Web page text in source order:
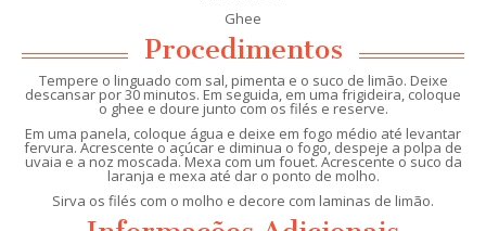
Ghee
Procedimentos
Tempere o linguado com sal, pimenta e o suco de limão. Deixe
descansar por 30 minutos. Em seguida, em uma frigideira, coloque
o ghee e doure junto com os filés e reserve.
Em uma panela, coloque água e deixe em fogo médio até levantar
fervura. Acrescente o açúcar e diminua o fogo, despeje a polpa de
uvaia e a noz moscada. Mexa com um fouet. Acrescente o suco da
laranja e mexa até dar o ponto de molho.
Sirva os filés com o molho e decore com laminas de limão.